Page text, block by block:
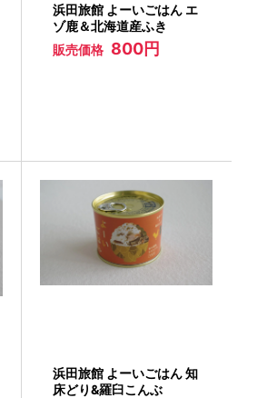
浜田旅館 よーいごはん エ
ゾ鹿＆北海道産ふき
販売価格 800円
浜田旅館 よーいごはん 知
床どり&羅臼こんぶ